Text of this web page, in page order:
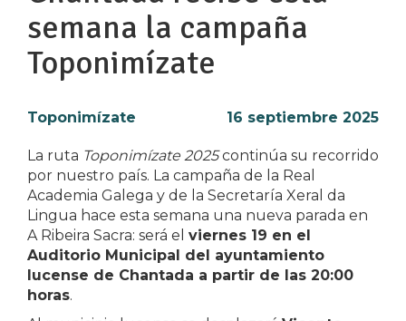
semana la campaña
Toponimízate
16 septiembre 2025
Toponimízate
La ruta Toponimízate 2025continúa su recorrido
por nuestro país. La campaña de la Real
Academia Galega y de la Secretaría Xeral da
Lingua hace esta semana una nueva parada en
A Ribeira Sacra: será el viernes 19 en el
Auditorio Municipal del ayuntamiento
lucense de Chantada a partir de las 20:00
horas.